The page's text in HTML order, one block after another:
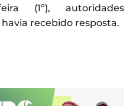
(1º), autoridades
recebido resposta.